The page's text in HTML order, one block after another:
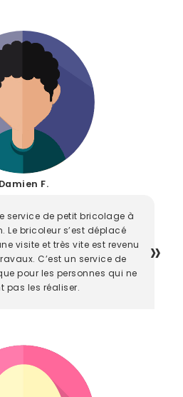
Damien F.
service de petit bricolage à
Le bricoleur s’est déplacé
visite et très vite est revenu
C’est un service de
pour les personnes qui ne
pas les réaliser.